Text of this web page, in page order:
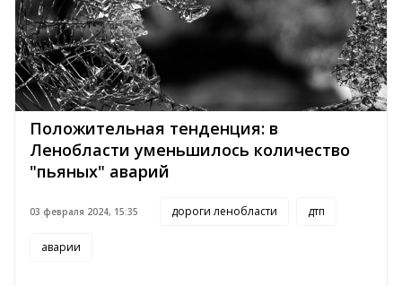
Положительная тенденция: в
Ленобласти уменьшилось количество
"пьяных" аварий
03 февраля 2024, 15:35 дороги ленобласти дтп
аварии